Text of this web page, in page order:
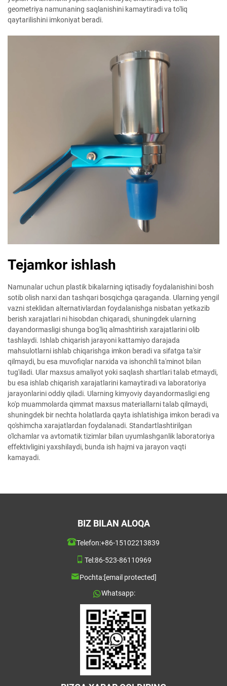
geometriya namunaning saqlanishini kamaytiradi va to'liq
qaytarilishini imkoniyat beradi.
Tejamkor ishlash
Namunalar uchun plastik bikalarning iqtisadiy foydalanishini bosh
sotib olish narxi dan tashqari bosqichga qaraganda. Ularning yengil
vazni steklidan alternativlardan foydalanishga nisbatan yetkazib
berish xarajatlari ni hisobdan chiqaradi, shuningdek ularning
dayandormasligi shunga bog'liq almashtirish xarajatlarini olib
tashlaydi. Ishlab chiqarish jarayoni kattamiyo darajada
mahsulotlarni ishlab chiqarishga imkon beradi va sifatga ta'sir
qilmaydi, bu esa muvofiqlar narxida va ishonchli ta'minot bilan
tug'iladi. Ular maxsus amaliyot yoki saqlash shartlari talab etmaydi,
bu esa ishlab chiqarish xarajatlarini kamaytiradi va laboratoriya
jarayonlarini oddiy qiladi. Ularning kimyoviy dayandormasligi eng
ko'p muammolarda qimmat maxsus materiallarni talab qilmaydi,
shuningdek bir nechta holatlarda qayta ishlatishiga imkon beradi va
qo'shimcha xarajatlardan foydalanadi. Standartlashtirilgan
o'lchamlar va avtomatik tizimlar bilan uyumlashganlik laboratoriya
effektivligini yaxshilaydi, bunda ish hajmi va jarayon vaqti
kamayadi.
BIZ BILAN ALOQA
Telefon:+86-15102213839
Tel:86-523-86110969
Pochta:[email protected]
Whatsapp: